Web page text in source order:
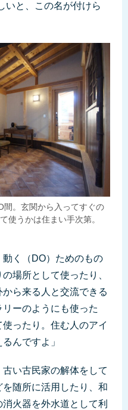
いと、この名が付けら
間。玄関から入ってすぐの
使うかは住まい手次第。
動く（DO）ためのもの
場所として使ったり、
ら来る人と交流できる
ーのようにも使った
ったり。住む人のアイ
んですよ」
い古民家の解体をして
随所に活用したり、和
火器を外水道として利